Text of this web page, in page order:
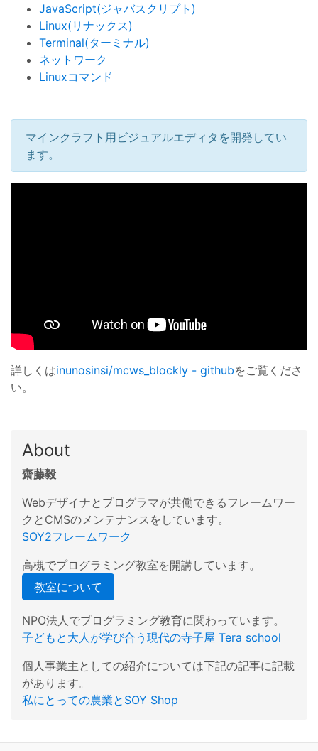
JavaScript(ジャバスクリプト)
Linux(リナックス)
Terminal(ターミナル)
ネットワーク
Linuxコマンド
マインクラフト用ビジュアルエディタを開発してい
ます。
詳しくはinunosinsi/mcws_blockly - githubをご覧くださ
い。
About
齋藤毅
Webデザイナとプログラマが共働できるフレームワー
クとCMSのメンテナンスをしています。
SOY2フレームワーク
高槻でプログラミング教室を開講しています。
教室について
NPO法人でプログラミング教育に関わっています。
子どもと大人が学び合う現代の寺子屋 Tera school
個人事業主としての紹介については下記の記事に記載
があります。
私にとっての農業とSOY Shop